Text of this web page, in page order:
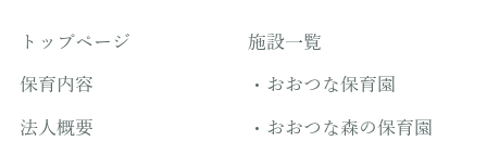
トップページ
保育内容
法人概要
施設一覧
おおつな保育園
おおつな森の保育園